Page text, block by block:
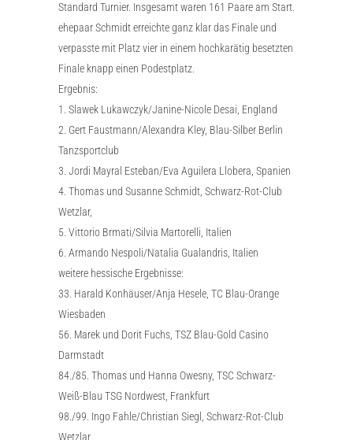
Standard Turnier. Insgesamt waren 161 Paare am Start.
ehepaar Schmidt erreichte ganz klar das Finale und
verpasste mit Platz vier in einem hochkarätig besetzten
Finale knapp einen Podestplatz.
Ergebnis:
1. Slawek Lukawczyk/Janine-Nicole Desai, England
2. Gert Faustmann/Alexandra Kley, Blau-Silber Berlin
Tanzsportclub
3. Jordi Mayral Esteban/Eva Aguilera Llobera, Spanien
4. Thomas und Susanne Schmidt, Schwarz-Rot-Club
Wetzlar,
5. Vittorio Brmati/Silvia Martorelli, Italien
6. Armando Nespoli/Natalia Gualandris, Italien
weitere hessische Ergebnisse:
33. Harald Konhäuser/Anja Hesele, TC Blau-Orange
Wiesbaden
56. Marek und Dorit Fuchs, TSZ Blau-Gold Casino
Darmstadt
84./85. Thomas und Hanna Owesny, TSC Schwarz-
Weiß-Blau TSG Nordwest, Frankfurt
98./99. Ingo Fahle/Christian Siegl, Schwarz-Rot-Club
Wetzlar